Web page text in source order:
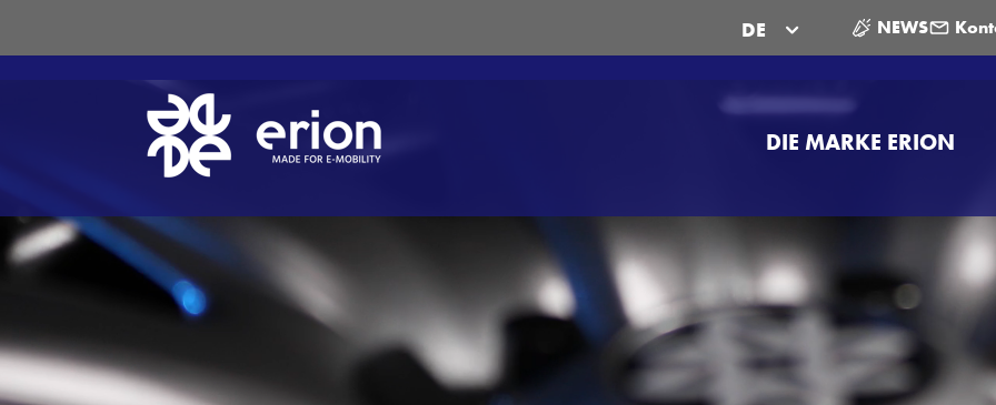
DE NEWS
DIE MARKE ERION